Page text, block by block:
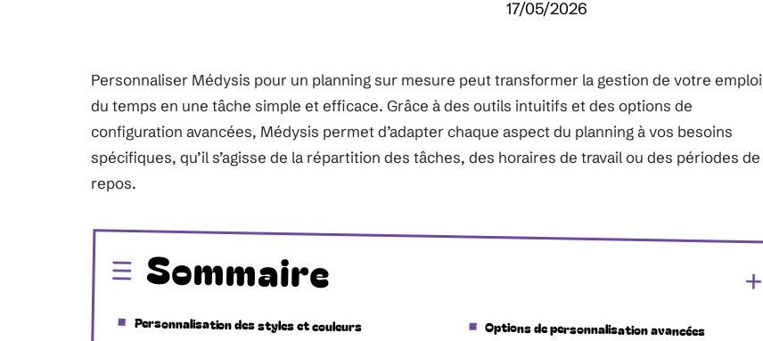
17/05/2026
Personnaliser Médysis pour un planning sur mesure peut transformer la gestion de votre emploi
du temps en une tâche simple et efficace. Grâce à des outils intuitifs et des options de
configuration avancées, Médysis permet d’adapter chaque aspect du planning à vos besoins
spécifiques, qu’il s’agisse de la répartition des tâches, des horaires de travail ou des périodes de
repos.
Sommaire
Personnalisation des styles et couleurs Options de personnalisation avancées